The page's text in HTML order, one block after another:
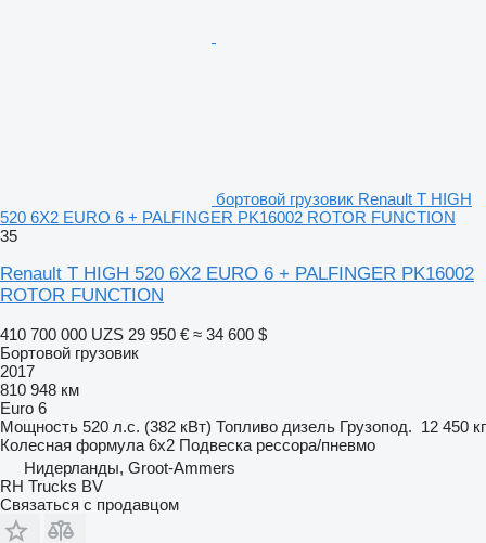
бортовой грузовик Renault T HIGH
520 6X2 EURO 6 + PALFINGER PK16002 ROTOR FUNCTION
35
Renault T HIGH 520 6X2 EURO 6 + PALFINGER PK16002
ROTOR FUNCTION
410 700 000 UZS 29 950 € ≈ 34 600 $
Бортовой грузовик
2017
810 948 км
Euro 6
Мощность 520 л.с. (382 кВт) Топливо дизель Грузопод. 12 450 кг
Колесная формула 6x2 Подвеска рессора/пневмо
Нидерланды, Groot-Ammers
RH Trucks BV
Связаться с продавцом